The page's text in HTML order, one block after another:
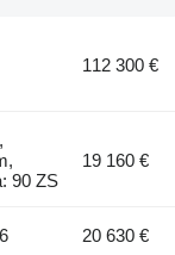
112 300 €
90 ZS
19 160 €
20 630 €